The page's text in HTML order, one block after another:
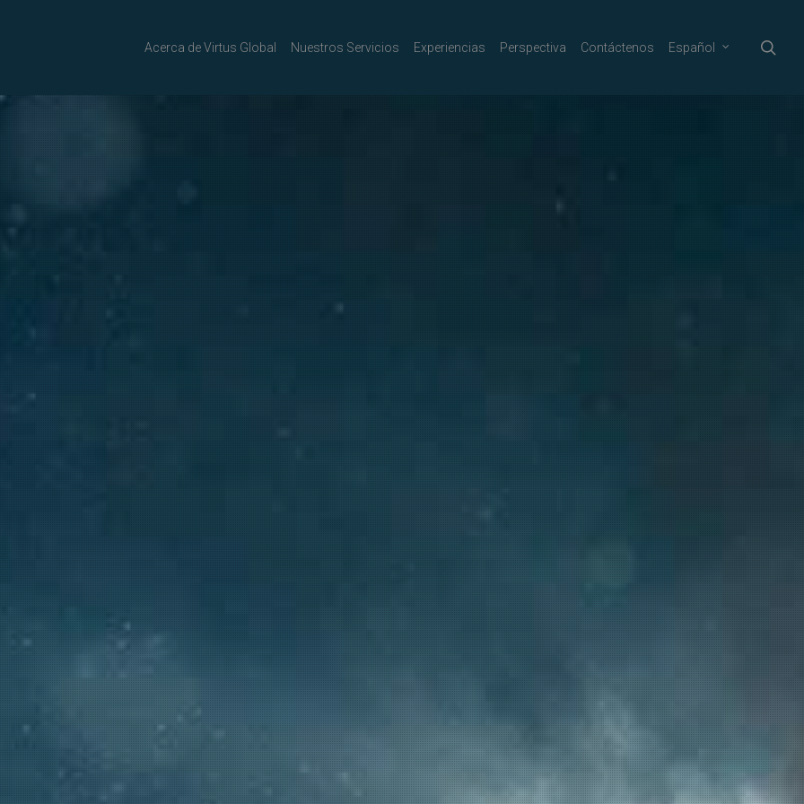
Acerca de Virtus Global Nuestros Servicios Experiencias Perspectiva Contáctenos Español